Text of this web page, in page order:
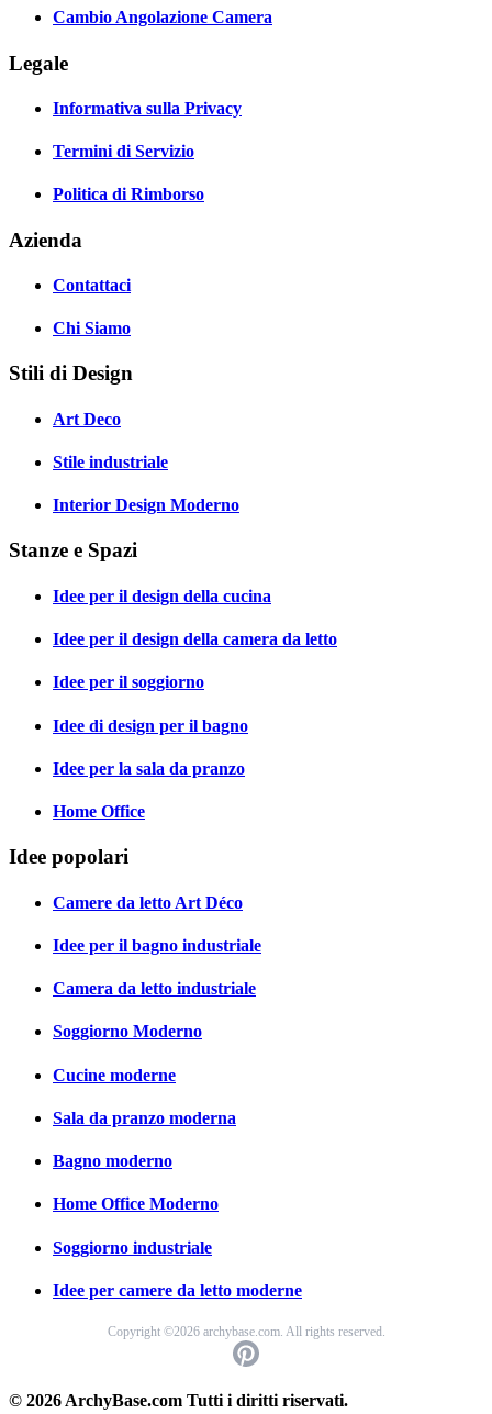
Cambio Angolazione Camera
Legale
Informativa sulla Privacy
Termini di Servizio
Politica di Rimborso
Azienda
Contattaci
Chi Siamo
Stili di Design
Art Deco
Stile industriale
Interior Design Moderno
Stanze e Spazi
Idee per il design della cucina
Idee per il design della camera da letto
Idee per il soggiorno
Idee di design per il bagno
Idee per la sala da pranzo
Home Office
Idee popolari
Camere da letto Art Déco
Idee per il bagno industriale
Camera da letto industriale
Soggiorno Moderno
Cucine moderne
Sala da pranzo moderna
Bagno moderno
Home Office Moderno
Soggiorno industriale
Idee per camere da letto moderne
Copyright ©2026 archybase.com. All rights reserved.
© 2026 ArchyBase.com Tutti i diritti riservati.